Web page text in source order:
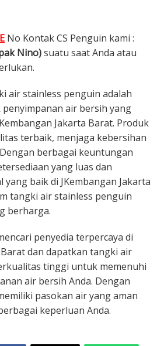
No Kontak CS Penguin kami :
Nino)suatu saat Anda atau
air stainless penguin adalah
air bersih yang
Jakarta Barat. Produk
terbaik, menjaga kebersihan
berbagai keuntungan
yang luas dan
baik di JKembangan Jakarta
tangki air stainless penguin
berharga.
penyedia terpercaya di
dan dapatkan tangki air
tinggi untuk memenuhi
air bersih Anda. Dengan
pasokan air yang aman
keperluan Anda.